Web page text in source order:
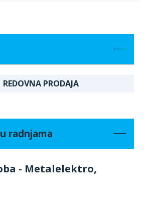
REDOVNA PRODAJA
radnjama
- Metalelektro,